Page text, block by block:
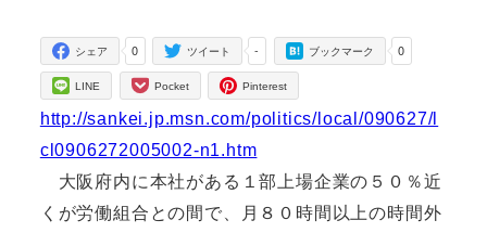
0
シェア -
ツイート 0
ブックマーク
LINE Pocket Pinterest
http://sankei.jp.msn.com/politics/local/090627/l
cl0906272005002-n1.htm
大阪府内に本社がある１部上場企業の５０％近
くが労働組合との間で、月８０時間以上の時間外